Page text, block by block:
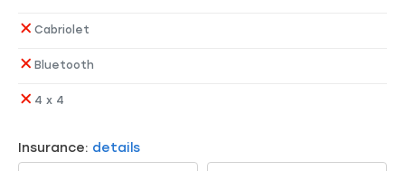
Cabriolet
Bluetooth
4 x 4
Insurance: details